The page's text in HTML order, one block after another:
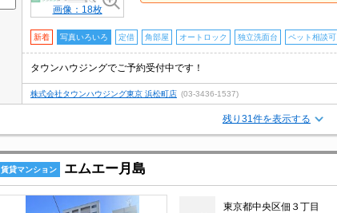
画像：18枚
新着 写真いろいろ 定借 角部屋 オートロック 独立洗面台 ペット相談可
タウンハウジングでご予約受付中です！
株式会社タウンハウジング東京 浜松町店 (03-3436-1537)
残り31件を表示する
賃貸マンション エムエー月島
東京都中央区佃３丁目